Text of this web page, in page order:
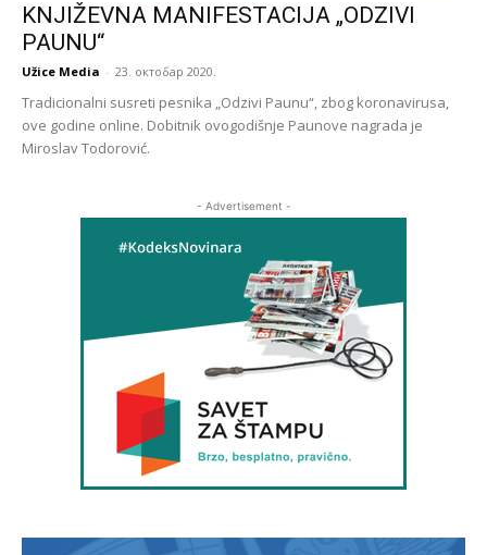
KNJIŽEVNA MANIFESTACIJA „ODZIVI
PAUNU“
Užice Media - 23. октобар 2020.
Tradicionalni susreti pesnika „Оdzivi Paunu“, zbog koronavirusa,
ove godine online. Dobitnik ovogodišnje Paunove nagrada je
Miroslav Todorović.
- Advertisement -